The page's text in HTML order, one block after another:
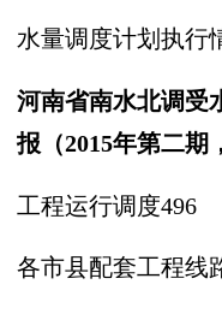
水量调度计划执行
河南省南水北调受
报（2015年第二期，
工程运行调度496
各市县配套工程线